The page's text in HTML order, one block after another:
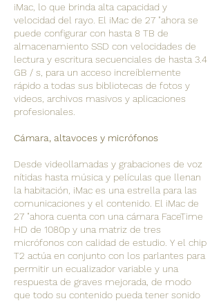
iMac, lo que brinda alta capacidad y
velocidad del rayo. El iMac de 27 "ahora se
puede configurar con hasta 8 TB de
almacenamiento SSD con velocidades de
lectura y escritura secuenciales de hasta 3.4
GB / s, para un acceso increíblemente
rápido a todas sus bibliotecas de fotos y
videos, archivos masivos y aplicaciones
profesionales.
Cámara, altavoces y micrófonos
Desde videollamadas y grabaciones de voz
nítidas hasta música y películas que llenan
la habitación, iMac es una estrella para las
comunicaciones y el contenido. El iMac de
27 "ahora cuenta con una cámara FaceTime
HD de 1080p y una matriz de tres
micrófonos con calidad de estudio. Y el chip
T2 actúa en conjunto con los parlantes para
permitir un ecualizador variable y una
respuesta de graves mejorada, de modo
que todo su contenido pueda tener sonido